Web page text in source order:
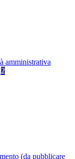
amministrativa
2
(da pubblicare